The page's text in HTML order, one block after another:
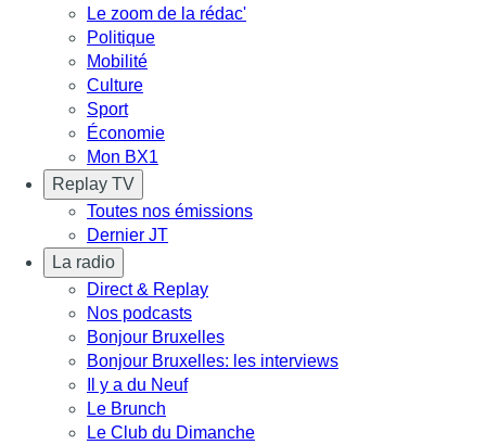
Le zoom de la rédac'
Politique
Mobilité
Culture
Sport
Économie
Mon BX1
Replay TV
Toutes nos émissions
Dernier JT
La radio
Direct & Replay
Nos podcasts
Bonjour Bruxelles
Bonjour Bruxelles: les interviews
Il y a du Neuf
Le Brunch
Le Club du Dimanche